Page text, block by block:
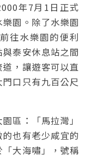
年7月1日正式
園。除了水樂園
往水樂園的便利
泰安休息站之間
，讓遊客可以直
口只有九百公尺
區：「馬拉灣」
也有老少咸宜的
大海嘯」，號稱